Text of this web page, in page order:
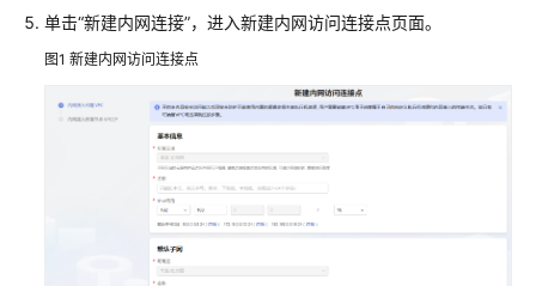
云
码
（CodeArts）
单击“新建内网连接”，进入新建内网访问连接点页面。
图1 新建内网访问连接点